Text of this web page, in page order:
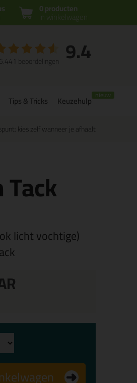
0 producten
in winkelwagen
9.4
beoordelingen
Tips & Tricks Keuzehulp
kies zelf wanneer je afhaalt
licht vochtige)